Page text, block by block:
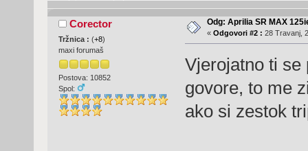
Corector
Tržnica : (+8)
maxi forumaš
Postova: 10852
Spol:
Odg: Aprilia SR MAX
« Odgovori #2 : 28 Travanj,
Vjerojatno ti se
govore, to me
ako si zestok